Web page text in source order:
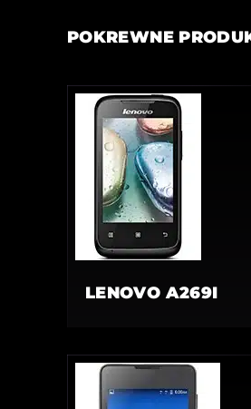
POKREWNE
LENOVO A269I